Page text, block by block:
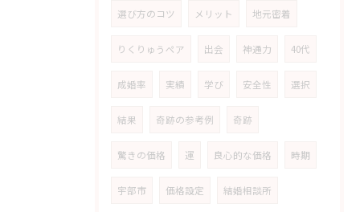
選び方のコツ メリット 地元密着
りくりゅうペア 出会 神通力 40代
成婚率 実績 学び 安全性 選択
結果 奇跡の参考例 奇跡
驚きの価格 運 良心的な価格 時期
宇部市 価格設定 結婚相談所